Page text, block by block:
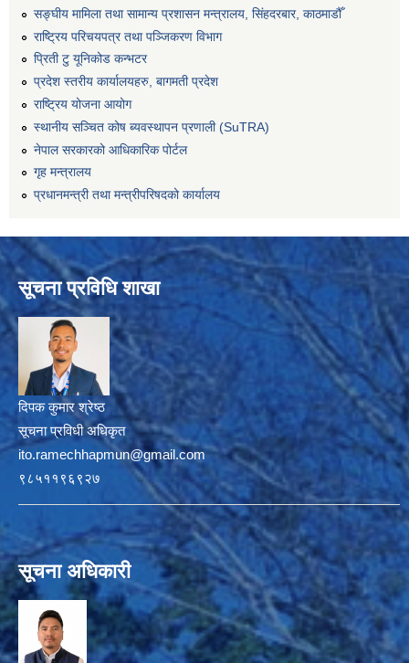
सङ्‍घीय मामिला तथा सामान्य प्रशासन मन्त्रालय, सिंहदरबार, काठमाडौँ
राष्ट्रिय परिचयपत्र तथा पञ्जिकरण विभाग
प्रिती टु यूनिकोड कन्भटर
प्रदेश स्तरीय कार्यालयहरु, बागमती प्रदेश
राष्ट्रिय योजना आयोग
स्थानीय सञ्चित कोष ब्यवस्थापन प्रणाली (SuTRA)
नेपाल सरकारको आधिकारिक पोर्टल
गृह मन्त्रालय
प्रधानमन्त्री तथा मन्त्रीपरिषदको कार्यालय
सूचना प्रविधि शाखा
दिपक कुमार श्रेष्ठ
सूचना प्रविधी अधिकृत
ito.ramechhapmun@gmail.com
९८५११९६९२७
सूचना अधिकारी